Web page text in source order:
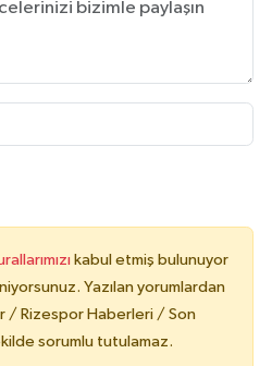
kabul etmiş bulunuyor
Yazılan yorumlardan
/ Rizespor Haberleri / Son
sorumlu tutulamaz.